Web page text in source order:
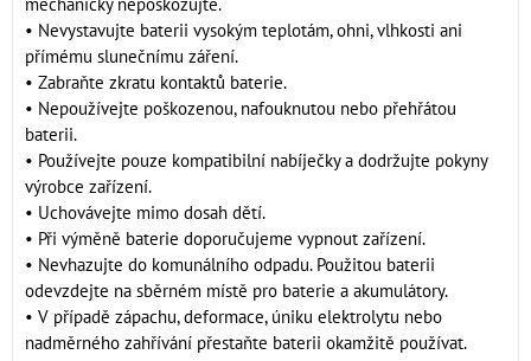
• Nevystavujte baterii vysokým teplotám, ohni, vlhkosti ani
přímému slunečnímu záření.
• Zabraňte zkratu kontaktů baterie.
• Nepoužívejte poškozenou, nafouknutou nebo přehřátou
baterii.
• Používejte pouze kompatibilní nabíječky a dodržujte pokyny
výrobce zařízení.
• Uchovávejte mimo dosah dětí.
• Při výměně baterie doporučujeme vypnout zařízení.
• Nevhazujte do komunálního odpadu. Použitou baterii
odevzdejte na sběrném místě pro baterie a akumulátory.
• V případě zápachu, deformace, úniku elektrolytu nebo
nadměrného zahřívání přestaňte baterii okamžitě používat.